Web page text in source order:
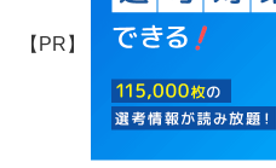
【PR】